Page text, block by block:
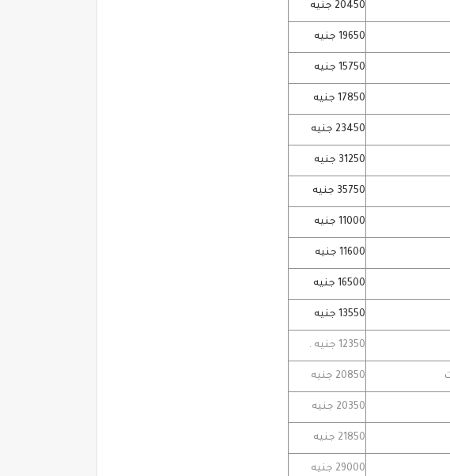
20450 جنيه
19650 جنيه
15750 جنيه
17850 جنيه
23450 جنيه
31250 جنيه
35750 جنيه
11000 جنيه
11600 جنيه
16500 جنيه
13550 جنيه
12350 جنيه .
20850 جنيه
20350 جنيه
21850 جنيه
29000 جنيه